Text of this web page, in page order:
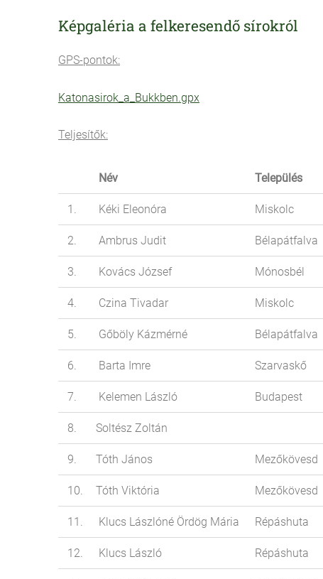
Képgaléria a felkeresendő sírokról
GPS-pontok:
Katonasirok_a_Bukkben.gpx
Teljesítők:
Név Település
1. Kéki Eleonóra Miskolc
2. Ambrus Judit Bélapátfalva
3. Kovács József Mónosbél
4. Czina Tivadar Miskolc
5. Gőböly Kázmérné Bélapátfalva
6. Barta Imre Szarvaskő
7. Kelemen László Budapest
8. Soltész Zoltán
9. Tóth János Mezőkövesd
10. Tóth Viktória Mezőkövesd
11. Klucs Lászlóné Ördög Mária Répáshuta
12. Klucs László Répáshuta